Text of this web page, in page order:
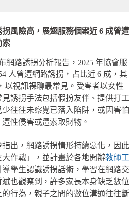
風險高，展翅服務個案近 6 成曾遭
索
網路誘拐分析報告，2025 年協會服
人曾遭網路誘拐，占比近 6 成，其
以視訊裸聊最常見。受害者以女性
誘拐手法包括假扮友伴、提供打工
往往未察覺已落入陷阱，或因害怕
性侵害或遭索取財物。
出，網路誘拐情形持續惡化，因此
作戰」，並計畫於各地開辦教師工
導學生認識誘拐話術，學習在網路交
也觀察到，許多家長本身缺乏數位
行為，親子之間的數位溝通往往斷